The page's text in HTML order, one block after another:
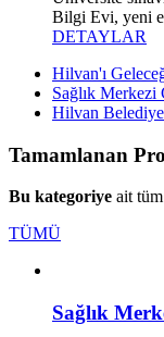
Bilgi Evi, yeni
DETAYLAR
Hilvan'ı
Sağlık Merkezi
Hilvan
Tamamlanan
Bu kategoriye ait
TÜMÜ
Sağlık